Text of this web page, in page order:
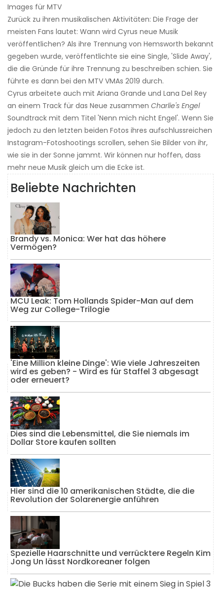
Images für MTV
Zurück zu ihren musikalischen Aktivitäten: Die Frage der
meisten Fans lautet: Wann wird Cyrus neue Musik
veröffentlichen? Als ihre Trennung von Hemsworth bekannt
gegeben wurde, veröffentlichte sie eine Single, 'Slide Away',
die die Gründe für ihre Trennung zu beschreiben schien. Sie
führte es dann bei den MTV VMAs 2019 durch.
Cyrus arbeitete auch mit Ariana Grande und Lana Del Rey
an einem Track für das Neue zusammen Charlie's Engel
Soundtrack mit dem Titel 'Nenn mich nicht Engel'. Wenn Sie
jedoch zu den letzten beiden Fotos ihres aufschlussreichen
Instagram-Fotoshootings scrollen, sehen Sie Bilder von ihr,
wie sie in der Sonne jammt. Wir können nur hoffen, dass
mehr neue Musik gleich um die Ecke ist.
Beliebte Nachrichten
Brandy vs. Monica: Wer hat das höhere
Vermögen?
MCU Leak: Tom Hollands Spider-Man auf dem
Weg zur College-Trilogie
'Eine Million kleine Dinge': Wie viele Jahreszeiten
wird es geben? - Wird es für Staffel 3 abgesagt
oder erneuert?
Dies sind die Lebensmittel, die Sie niemals im
Dollar Store kaufen sollten
Hier sind die 10 amerikanischen Städte, die die
Revolution der Solarenergie anführen
Spezielle Haarschnitte und verrücktere Regeln Kim
Jong Un lässt Nordkoreaner folgen